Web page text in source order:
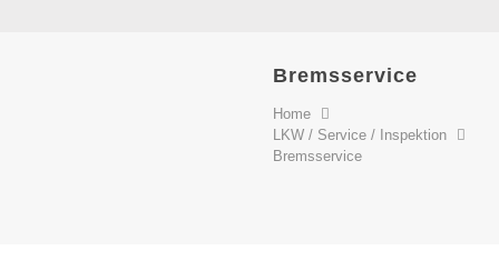
Bremsservice
Home
LKW / Service / Inspektion
Bremsservice